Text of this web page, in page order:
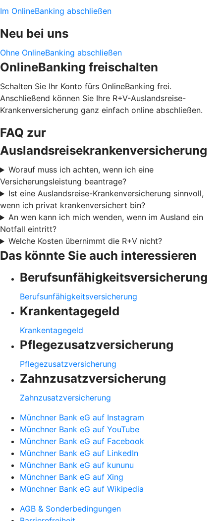
Im OnlineBanking abschließen
Neu bei uns
Ohne OnlineBanking abschließen
OnlineBanking freischalten
Schalten Sie Ihr Konto fürs OnlineBanking frei.
Anschließend können Sie Ihre R+V-Auslandsreise-
Krankenversicherung ganz einfach online abschließen.
FAQ zur
Auslandsreisekrankenversicherung
Worauf muss ich achten, wenn ich eine
Versicherungsleistung beantrage?
Ist eine Auslandsreise-Krankenversicherung sinnvoll,
wenn ich privat krankenversichert bin?
An wen kann ich mich wenden, wenn im Ausland ein
Notfall eintritt?
Welche Kosten übernimmt die R+V nicht?
Das könnte Sie auch interessieren
Berufsunfähigkeitsversicherung
Berufsunfähigkeitsversicherung
Krankentagegeld
Krankentagegeld
Pflegezusatzversicherung
Pflegezusatzversicherung
Zahnzusatzversicherung
Zahnzusatzversicherung
Münchner Bank eG auf Instagram
Münchner Bank eG auf YouTube
Münchner Bank eG auf Facebook
Münchner Bank eG auf LinkedIn
Münchner Bank eG auf kununu
Münchner Bank eG auf Xing
Münchner Bank eG auf Wikipedia
AGB & Sonderbedingungen